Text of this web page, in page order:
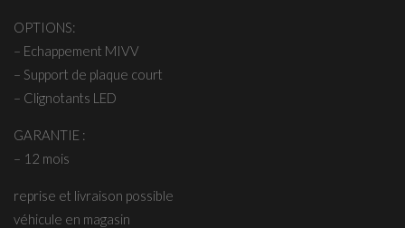
OPTIONS:
– Echappement MIVV
– Support de plaque court
– Clignotants LED
GARANTIE :
– 12 mois
reprise et livraison possible
véhicule en magasin